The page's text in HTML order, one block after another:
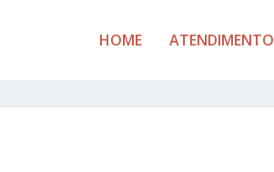
HOME ATENDIMENTO